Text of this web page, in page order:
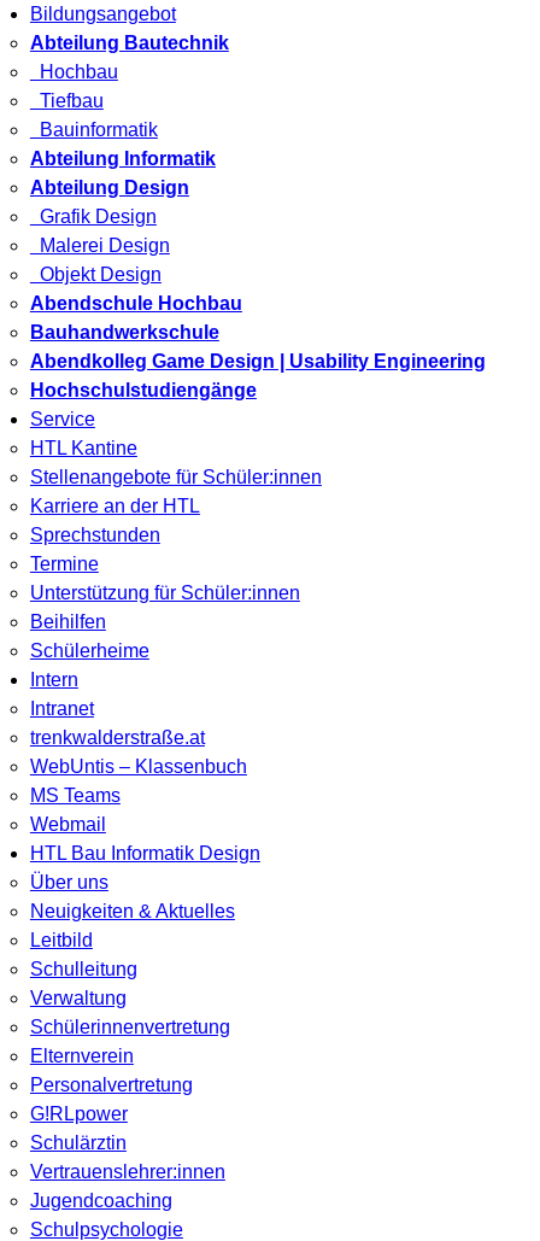
Bildungsangebot
Abteilung Bautechnik
Hochbau
Tiefbau
Bauinformatik
Abteilung Informatik
Abteilung Design
Grafik Design
Malerei Design
Objekt Design
Abendschule Hochbau
Bauhandwerkschule
Abendkolleg Game Design | Usability Engineering
Hochschulstudiengänge
Service
HTL Kantine
Stellenangebote für Schüler:innen
Karriere an der HTL
Sprechstunden
Termine
Unterstützung für Schüler:innen
Beihilfen
Schülerheime
Intern
Intranet
trenkwalderstraße.at
WebUntis – Klassenbuch
MS Teams
Webmail
HTL Bau Informatik Design
Über uns
Neuigkeiten & Aktuelles
Leitbild
Schulleitung
Verwaltung
Schülerinnenvertretung
Elternverein
Personalvertretung
G!RLpower
Schulärztin
Vertrauenslehrer:innen
Jugendcoaching
Schulpsychologie